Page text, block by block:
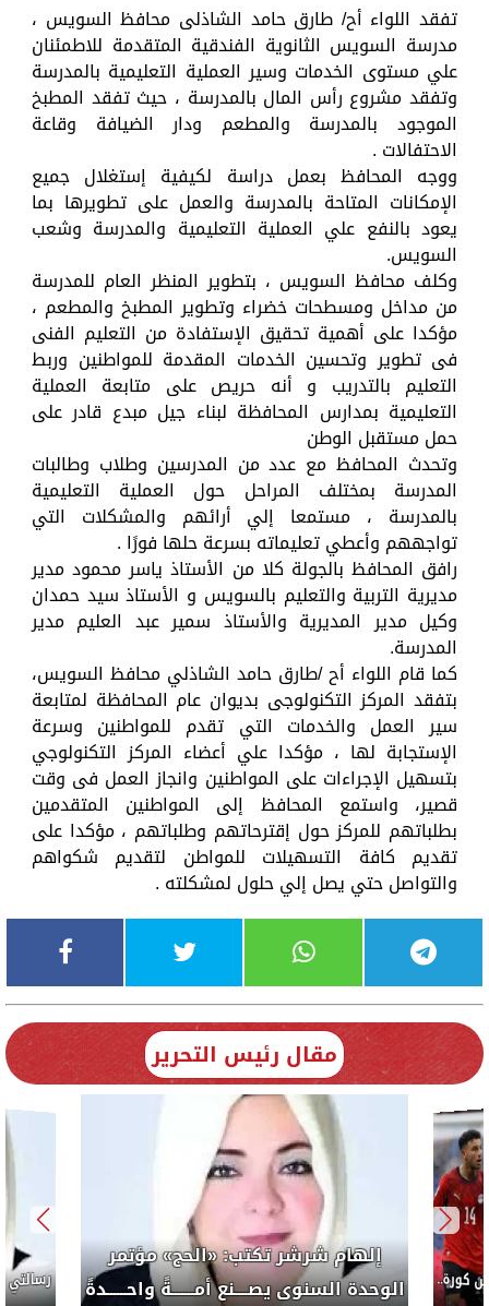
تفقد اللواء أح/ طارق حامد الشاذلى محافظ السويس ،
مدرسة السويس الثانوية الفندقية المتقدمة للاطمئنان
علي مستوى الخدمات وسير العملية التعليمية بالمدرسة
وتفقد مشروع رأس المال بالمدرسة ، حيث تفقد المطبخ
الموجود بالمدرسة والمطعم ودار الضيافة وقاعة
الاحتفالات .
ووجه المحافظ بعمل دراسة لكيفية إستغلال جميع
الإمكانات المتاحة بالمدرسة والعمل على تطويرها بما
يعود بالنفع علي العملية التعليمية والمدرسة وشعب
السويس.
وكلف محافظ السويس ، بتطوير المنظر العام للمدرسة
من مداخل ومسطحات خضراء وتطوير المطبخ والمطعم ،
مؤكدا على أهمية تحقيق الإستفادة من التعليم الفنى
فى تطوير وتحسين الخدمات المقدمة للمواطنين وربط
التعليم بالتدريب و أنه حريص على متابعة العملية
التعليمية بمدارس المحافظة لبناء جيل مبدع قادر على
حمل مستقبل الوطن
وتحدث المحافظ مع عدد من المدرسين وطلاب وطالبات
المدرسة بمختلف المراحل حول العملية التعليمية
بالمدرسة ، مستمعا إلي أرائهم والمشكلات التي
تواجههم وأعطي تعليماته بسرعة حلها فورًا .
رافق المحافظ بالجولة كلا من الأستاذ ياسر محمود مدير
مديرية التربية والتعليم بالسويس و الأستاذ سيد حمدان
وكيل مدير المديرية والأستاذ سمير عبد العليم مدير
المدرسة.
كما قام اللواء أح /طارق حامد الشاذلي محافظ السويس،
بتفقد المركز التكنولوجى بديوان عام المحافظة لمتابعة
سير العمل والخدمات التي تقدم للمواطنين وسرعة
الإستجابة لها ، مؤكدا علي أعضاء المركز التكنولوجي
بتسهيل الإجراءات على المواطنين وانجاز العمل فى وقت
قصير، واستمع المحافظ إلى المواطنين المتقدمين
بطلباتهم للمركز حول إقترحاتهم وطلباتهم ، مؤكدا على
تقديم كافة التسهيلات للمواطن لتقديم شكواهم
والتواصل حتي يصل إلي حلول لمشكلته .
مقال رئيس التحرير
إلهام شرشر تكتب: «الحج» مؤتمر
الوحدة السنوى يصــــنع أمـــــــةً واحــــــدةً
كورة..